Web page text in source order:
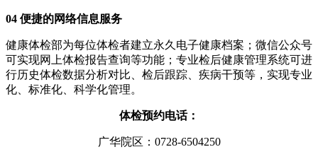
04 便捷的网络信息服务
健康体检部为每位体检者建立永久电子健康档案；微信公众号
可实现网上体检报告查询等功能；专业检后健康管理系统可进
行历史体检数据分析对比、检后跟踪、疾病干预等，实现专业
化、标准化、科学化管理。
体检预约电话：
广华院区：0728-6504250